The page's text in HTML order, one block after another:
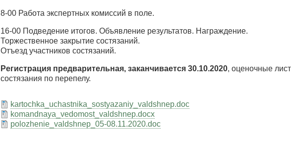
8-00 Работа экспертных комиссий в поле.
16-00 Подведение итогов. Объявление результатов. Награждение.
Торжественное закрытие состязаний.
Отъезд участников состязаний.
Регистрация предварительная, заканчивается 30.10.2020, оценочные
состязания по перепелу.
kartochka_uchastnika_sostyazaniy_valdshnep.doc
komandnaya_vedomost_valdshnep.docx
polozhenie_valdshnep_05-08.11.2020.doc